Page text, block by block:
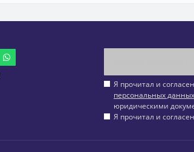
Я прочитал и
персональных данных
юридическими
Я прочитал и